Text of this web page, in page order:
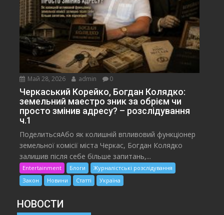
Май 28, 2026 admin 0
Черкаський Корейко, Богдан Колядко:
земельний маестро зник за обрієм чи
просто змінив адресу? – розслідування
ч.1
ПоделитьсяАбо як колишній впливовий функціонер
земельної комісії міста Черкас, Богдан Колядко
залишив після себе більше запитань,...
Entertainment Блоги
Журналістські розслідування
Закон
Новини Статті Україна
НОВОСТИ